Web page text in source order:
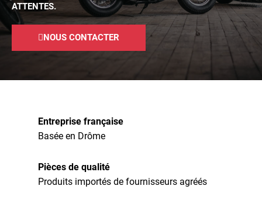
ATTENTES.
NOUS CONTACTER
Entreprise française
Basée en Drôme
Pièces de qualité
Produits importés de fournisseurs agréés